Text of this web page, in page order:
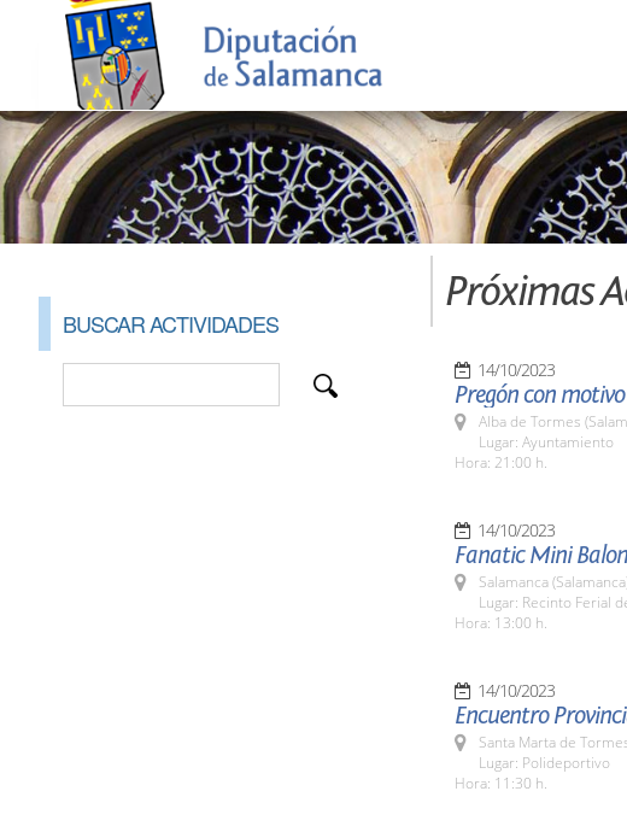
BUSCAR ACTIVIDADES
Próximas
14/10/2023
Pregón con
Alba de Tormes
Lugar: Ayuntamiento
Hora: 21:00 h.
14/10/2023
Fanatic Mini
Salamanca
Lugar: Recinto Ferial
Hora: 13:00 h.
14/10/2023
Encuentro
Santa Marta de
Lugar: Polideportivo
Hora: 11:30 h.